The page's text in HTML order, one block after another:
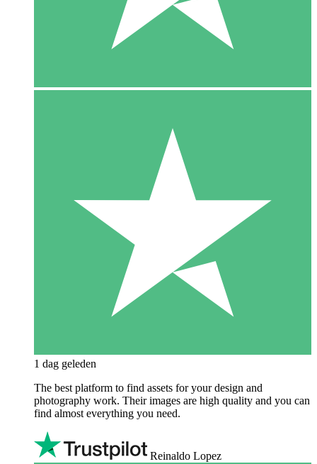
1 dag geleden
The best platform to find assets for your design and
photography work. Their images are high quality and you can
find almost everything you need.
Reinaldo Lopez